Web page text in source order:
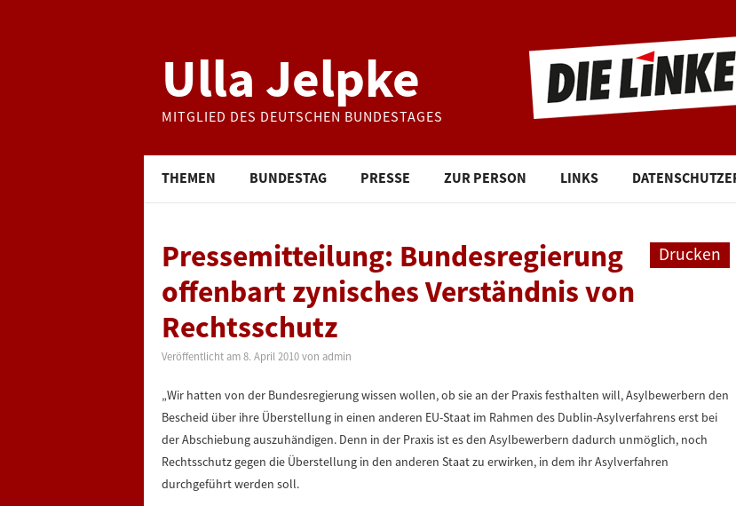
Ulla Jelpke
MITGLIED DES DEUTSCHEN BUNDESTAGES
THEMEN BUNDESTAG PRESSE ZUR PERSON LINKS
Drucken
Pressemitteilung: Bundesregierung
offenbart zynisches Verständnis von
Rechtsschutz
Veröffentlicht am 8. April 2010 von admin
„Wir hatten von der Bundesregierung wissen wollen, ob sie an der Praxis festhalten will, Asylbewerbern den
Bescheid über ihre Überstellung in einen anderen EU-Staat im Rahmen des Dublin-Asylverfahrens erst bei
der Abschiebung auszuhändigen. Denn in der Praxis ist es den Asylbewerbern dadurch unmöglich, noch
Rechtsschutz gegen die Überstellung in den anderen Staat zu erwirken, in dem ihr Asylverfahren
durchgeführt werden soll.